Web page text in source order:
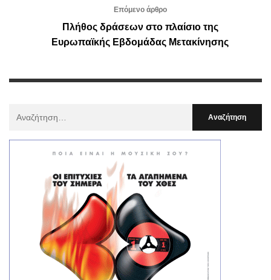
Επόμενο άρθρο
Πλήθος δράσεων στο πλαίσιο της
Ευρωπαϊκής Εβδομάδας Μετακίνησης
: